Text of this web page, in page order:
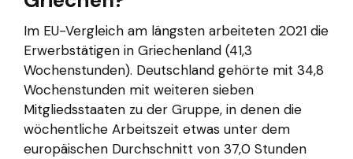
Im EU-Vergleich am längsten arbeiteten 2021 die
Erwerbstätigen in Griechenland (41,3
Wochenstunden). Deutschland gehörte mit 34,8
Wochenstunden mit weiteren sieben
Mitgliedsstaaten zu der Gruppe, in denen die
wöchentliche Arbeitszeit etwas unter dem
europäischen Durchschnitt von 37,0 Stunden